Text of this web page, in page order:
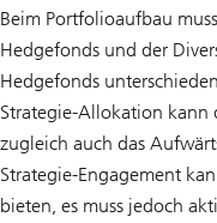
Beim Portfolioaufbau
Hedgefonds und der
Hedgefonds
Strategie-Allokation kann
zugleich auch das
Strategie-Engagement
bieten, es muss jedoch